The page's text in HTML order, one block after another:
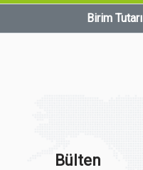
Birim Tutarı
Bülten